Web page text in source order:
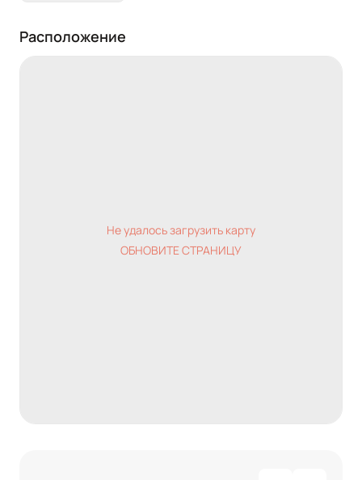
Расположение
Не удалось загрузить карту
ОБНОВИТЕ СТРАНИЦУ